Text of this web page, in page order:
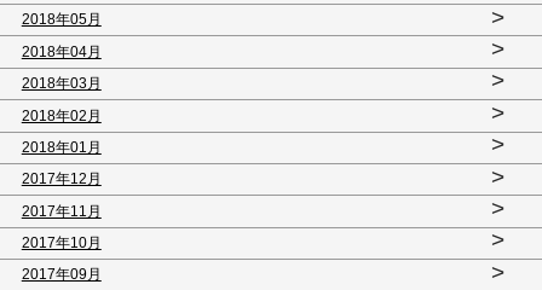
2018年05月 >
2018年04月 >
2018年03月 >
2018年02月 >
2018年01月 >
2017年12月 >
2017年11月 >
2017年10月 >
2017年09月 >